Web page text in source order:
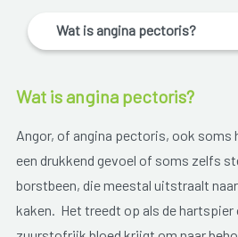
Wat is angina pectoris?
Wat is angina pectoris?
Angor, of angina pectoris, ook soms
een drukkend gevoel of soms zelfs
borstbeen, die meestal uitstraalt
kaken. Het treedt op als de hartspier